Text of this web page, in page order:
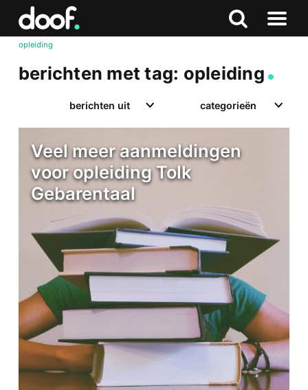
Zoeken
Naar
opleiding
berichten met tag: opleiding
berichten uit categorieën
Veel meer aanmeldingen
voor opleiding Tolk
Gebarentaal
Doof.nl
Zoeken